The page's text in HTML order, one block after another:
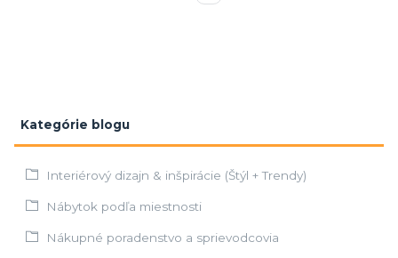
Kategórie blogu
Interiérový dizajn & inšpirácie (Štýl + Trendy)
Nábytok podľa miestnosti
Nákupné poradenstvo a sprievodcovia